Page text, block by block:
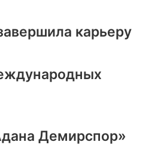
карьеру
Демирспор»